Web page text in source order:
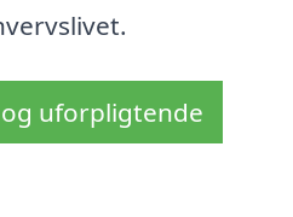
uforpligtende